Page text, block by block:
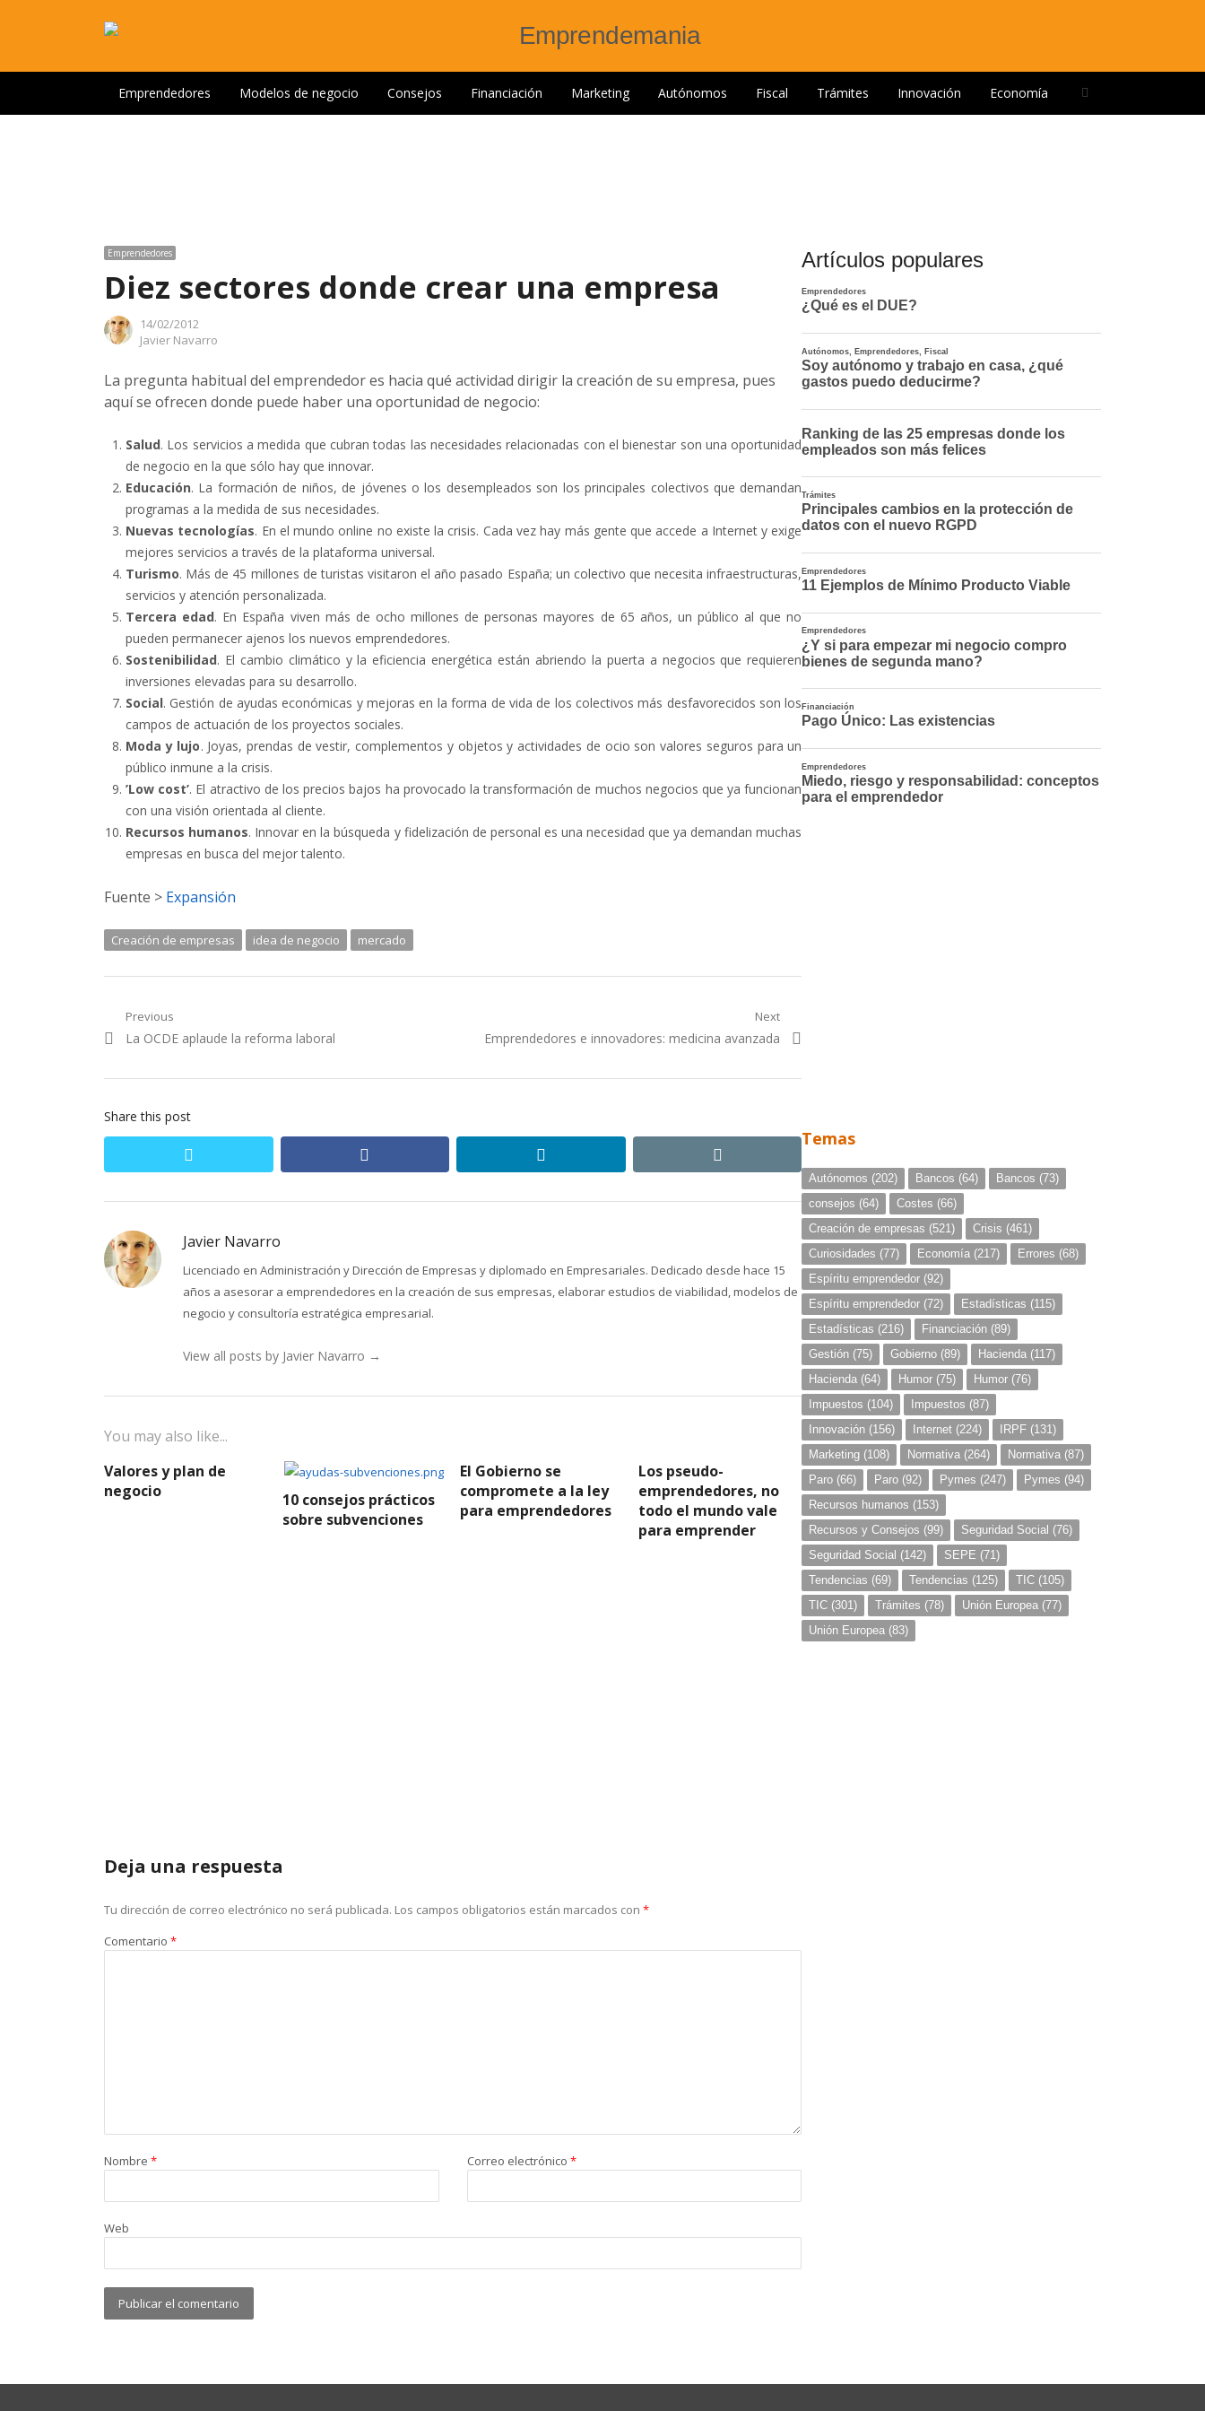
Emprendedores Modelos de negocio Consejos Financiación Marketing Autónomos Fiscal Trámites Innovación Economía
Emprendedores
Diez sectores donde crear una empresa
14/02/2012
Author
Javier Navarro
La pregunta habitual del emprendedor es hacia qué actividad dirigir la creación de su empresa, pues
aquí se ofrecen donde puede haber una oportunidad de negocio:
Salud. Los servicios a medida que cubran todas las necesidades relacionadas con el bienestar son una oportunidad
de negocio en la que sólo hay que innovar.
Educación. La formación de niños, de jóvenes o los desempleados son los principales colectivos que demandan
programas a la medida de sus necesidades.
Nuevas tecnologías. En el mundo online no existe la crisis. Cada vez hay más gente que accede a Internet y exige
mejores servicios a través de la plataforma universal.
Turismo. Más de 45 millones de turistas visitaron el año pasado España; un colectivo que necesita infraestructuras,
servicios y atención personalizada.
Tercera edad. En España viven más de ocho millones de personas mayores de 65 años, un público al que no
pueden permanecer ajenos los nuevos emprendedores.
Sostenibilidad. El cambio climático y la eficiencia energética están abriendo la puerta a negocios que requieren
inversiones elevadas para su desarrollo.
Social. Gestión de ayudas económicas y mejoras en la forma de vida de los colectivos más desfavorecidos son los
campos de actuación de los proyectos sociales.
Moda y lujo. Joyas, prendas de vestir, complementos y objetos y actividades de ocio son valores seguros para un
público inmune a la crisis.
’Low cost’. El atractivo de los precios bajos ha provocado la transformación de muchos negocios que ya funcionan
con una visión orientada al cliente.
Recursos humanos. Innovar en la búsqueda y fidelización de personal es una necesidad que ya demandan muchas
empresas en busca del mejor talento.
Fuente > Expansión
Creación de empresas idea de negocio mercado
Navegación
de
entradas
Previous
Previous
La OCDE aplaude la reforma laboral
Next
Next
Emprendedores e innovadores: medicina avanzada
Share this post
linkedin
Javier Navarro
Licenciado en Administración y Dirección de Empresas y diplomado en Empresariales. Dedicado desde hace 15
años a asesorar a emprendedores en la creación de sus empresas, elaborar estudios de viabilidad, modelos de
negocio y consultoría estratégica empresarial.
View all posts by Javier Navarro →
You may also like...
Valores y plan de
negocio
10 consejos prácticos
sobre subvenciones
El Gobierno se
compromete a la ley
para emprendedores
Los pseudo-
emprendedores, no
todo el mundo vale
para emprender
Deja una respuesta
Tu dirección de correo electrónico no será publicada. Los campos obligatorios están marcados con *
Comentario *
Nombre * Correo electrónico *
Web
Artículos populares
Temas
Autónomos (202) Bancos (64) Bancos (73)
consejos (64) Costes (66)
Creación de empresas (521) Crisis (461)
Curiosidades (77) Economía (217) Errores (68)
Espíritu emprendedor (92)
Espíritu emprendedor (72) Estadísticas (115)
Estadísticas (216) Financiación (89)
Gestión (75) Gobierno (89) Hacienda (117)
Hacienda (64) Humor (75) Humor (76)
Impuestos (104) Impuestos (87)
Innovación (156) Internet (224) IRPF (131)
Marketing (108) Normativa (264) Normativa (87)
Paro (66) Paro (92) Pymes (247) Pymes (94)
Recursos humanos (153)
Recursos y Consejos (99) Seguridad Social (76)
Seguridad Social (142) SEPE (71)
Tendencias (69) Tendencias (125) TIC (105)
TIC (301) Trámites (78) Unión Europea (77)
Unión Europea (83)